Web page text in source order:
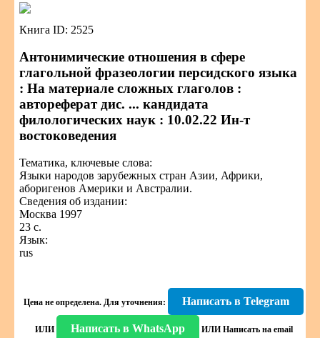
Книга ID: 2525
Антонимические отношения в сфере
глагольной фразеологии персидского языка
: На материале сложных глаголов :
автореферат дис. ... кандидата
филологических наук : 10.02.22 Ин-т
востоковедения
Тематика, ключевые слова:
Языки народов зарубежных стран Азии, Африки,
аборигенов Америки и Австралии.
Сведения об издании:
Москва 1997
23 с.
Язык:
rus
Цена не определена. Для уточнения: Написать в Telegram
ИЛИ Написать в WhatsApp ИЛИ Написать на email